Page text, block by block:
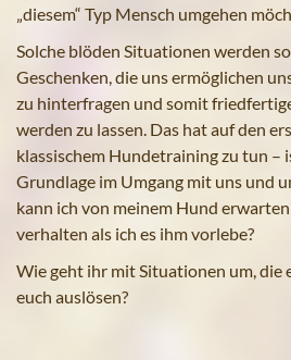
„diesem“ Typ Mensch umgehen
Solche blöden Situationen werden
Geschenken, die uns ermöglichen
zu hinterfragen und somit
werden zu lassen. Das hat auf den
klassischem Hundetraining zu tun –
Grundlage im Umgang mit uns und
kann ich von meinem Hund
verhalten als ich es ihm vorlebe?
Wie geht ihr mit Situationen um, die
euch auslösen?